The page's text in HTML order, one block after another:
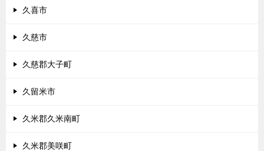
久喜市
久慈市
久慈郡大子町
久留米市
久米郡久米南町
久米郡美咲町